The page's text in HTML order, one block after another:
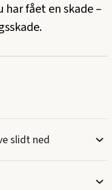
fået en skade –
slidt ned